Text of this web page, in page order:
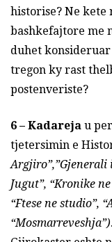
historise? Ne
bashkefajtore me
duhet
tregon ky rast
postenveriste?
6 – Kadareja u
tjetersimin e
Argjiro”,”Gjenerali
Jugut”, “Kronike
“Ftese ne studio”,
“Mosmarreveshja”)